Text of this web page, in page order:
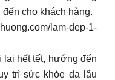
cho khách hàng.
lam-dep-1-
lại hết tết, hướng đến
trì sức khỏe da lâu